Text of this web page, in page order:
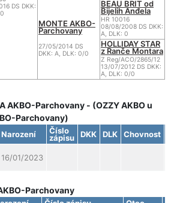
DS DKK:
MONTE AKBO-
Parchovany
27/05/2014 DS
DKK: A, DLK: 0/0
BEAU BRIT od
Bijelih Anđela
HR 10016
08/08/2008 DS DKK:
A, DLK: 0
HOLLIDAY STAR
z Ranče Montara
Z Reg/ACO/2865/12
13/07/2012 DS DKK:
A, DLK: 0/0
AKBO-Parchovany - (OZZY AKBO u
Parchovany)
Narození Číslo
zápisu DKK DLK Chovnost
16/01/2023
Parchovany